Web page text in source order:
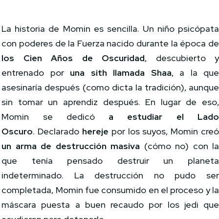
La historia de Momin es sencilla. Un niño psicópata
con poderes de la Fuerza nacido durante la época de
los Cien Años de Oscuridad, descubierto y
entrenado por una sith llamada Shaa, a la que
asesinaría después (como dicta la tradición), aunque
sin tomar un aprendiz después. En lugar de eso,
Momin se dedicó a estudiar el Lado
Oscuro. Declarado hereje por los suyos, Momin creó
un arma de destrucción masiva (cómo no) con la
que tenía pensado destruir un planeta
indeterminado. La destrucción no pudo ser
completada, Momin fue consumido en el proceso y la
máscara puesta a buen recaudo por los jedi que